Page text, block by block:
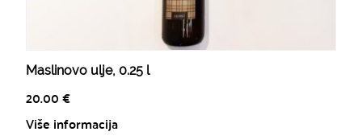
Maslinovo ulje, 0.25 l
20.00€
Više informacija